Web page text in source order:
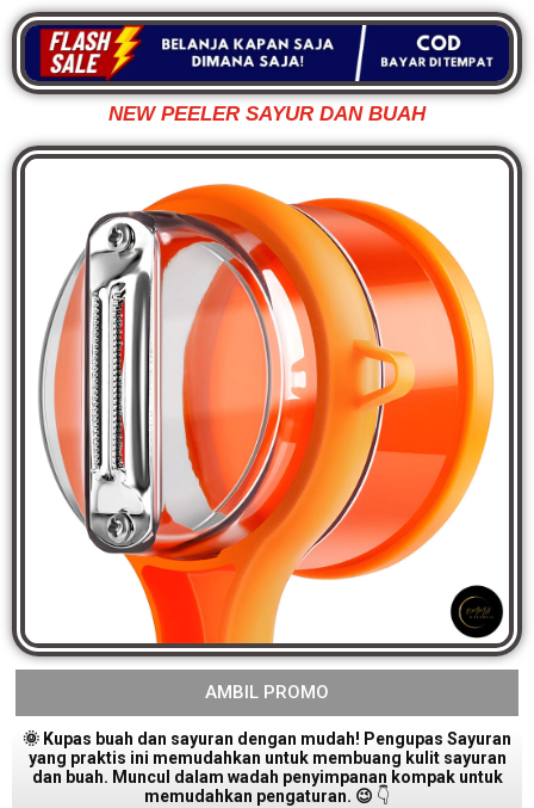
NEW PEELER SAYUR DAN BUAH
AMBIL PROMO
🌞 Kupas buah dan sayuran dengan mudah! Pengupas Sayuran
yang praktis ini memudahkan untuk membuang kulit sayuran
dan buah. Muncul dalam wadah penyimpanan kompak untuk
memudahkan pengaturan. 😉 👇